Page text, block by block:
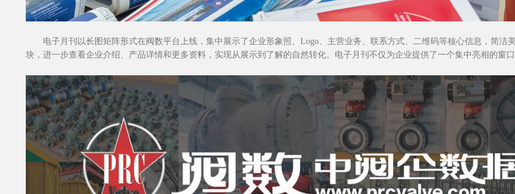
电子月刊以长图矩阵形式在阀数平台上线，集中展示了企业形象照、Logo、主营业务、联系方式、二维码等核心信息，简洁
块，进一步查看企业介绍、产品详情和更多资料，实现从展示到了解的自然转化。电子月刊不仅为企业提供了一个集中亮相的窗